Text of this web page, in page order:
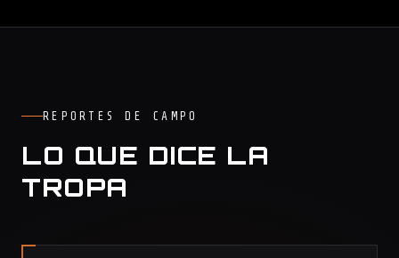
REPORTES DE CAMPO
LO QUE DICE LA
TROPA